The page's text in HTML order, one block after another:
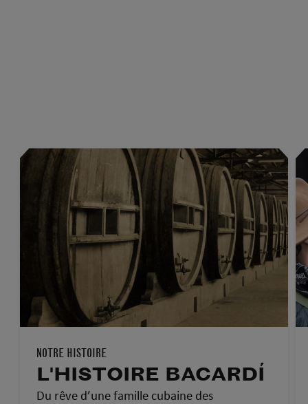
NOTRE HISTOIRE
L'HISTOIRE BACARDÍ
Du rêve d’une famille cubaine des